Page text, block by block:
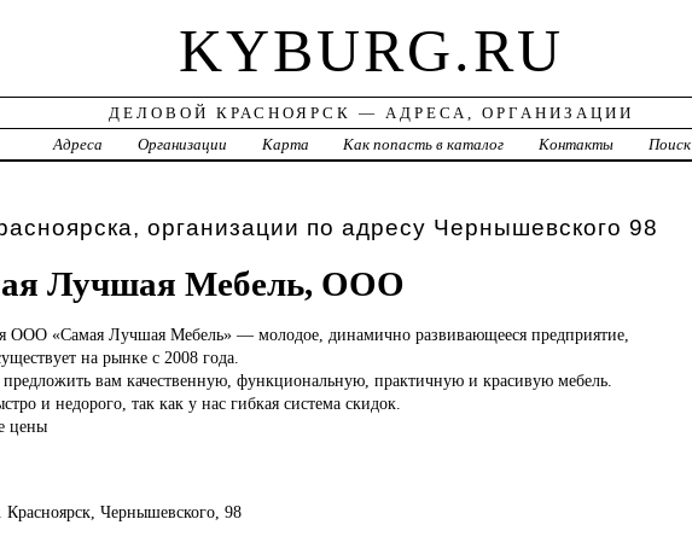
KYBURG.RU
ДЕЛОВОЙ КРАСНОЯРСК — АДРЕСА, ОРГАНИЗАЦИИ
Адреса
Организации Карта Как попасть в каталог Контакты Поиск
организации по адресу Чернышевского 98
Лучшая Мебель, ООО
ООО «Самая Лучшая Мебель» — молодое, динамично развивающееся предприятие,
на рынке с 2008 года.
вам качественную, функциональную, практичную и красивую мебель.
и недорого, так как у нас гибкая система скидок.
цены
Красноярск, Чернышевского, 98